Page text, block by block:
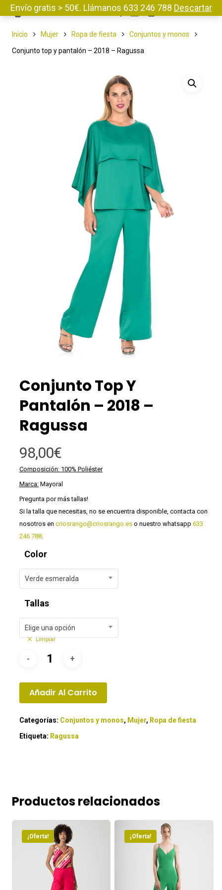
Menu
Inicio Mujer Ropa de fiesta Conjuntos y monos
Conjunto top y pantalón – 2018 – Ragussa
Conjunto Top Y
Pantalón – 2018 –
Ragussa
98,00€
Composición: 100% Poliéster
Marca: Mayoral
Pregunta por más tallas!
Si la talla que necesitas, no se encuentra disponible, contacta con
nosotros en criosrango@criosrango.es o nuestro whatsapp 633
246 788.
Color
Verde esmeralda
Tallas
Elige una opción
Limpiar
Añadir Al Carrito
Categorías: Conjuntos y monos, Mujer, Ropa de fiesta
Etiqueta: Ragussa
Productos relacionados
¡Oferta! ¡Oferta!
Envío gratis > 50€. Llámanos 633 246 788 Descartar